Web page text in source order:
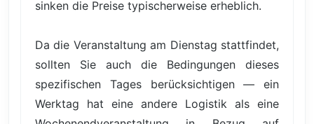
sinken die Preise typischerweise erheblich.
Da die Veranstaltung am Dienstag stattfindet,
sollten Sie auch die Bedingungen dieses
spezifischen Tages berücksichtigen — ein
Werktag hat eine andere Logistik als eine